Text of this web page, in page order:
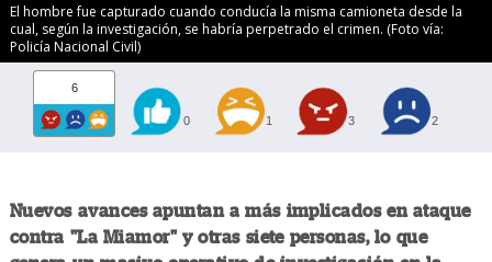
El hombre fue capturado cuando conducía la misma camioneta desde la
cual, según la investigación, se habría perpetrado el crimen. (Foto vía:
Policía Nacional Civil)
6
0 1 3 2
Nuevos avances apuntan a más implicados en ataque
contra "La Miamor" y otras siete personas, lo que